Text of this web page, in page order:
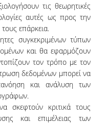
ΜΕ
τις θεωρητικές
αυτές ως προς την
επάρκεια.
συγκεκριμένων τύπων
και θα εφαρμόζουν
τον τρόπο με τον
δεδομένων μπορεί να
και ανάλυση των
σκεφτούν κριτικά τους
και επιμέλειας των